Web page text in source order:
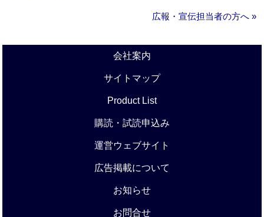
広報・宣伝担当者の方へ »
会社案内
サイトマップ
Product List
購読・試読申込み
運営ウェブサイト
広告掲載について
お知らせ
お問合せ